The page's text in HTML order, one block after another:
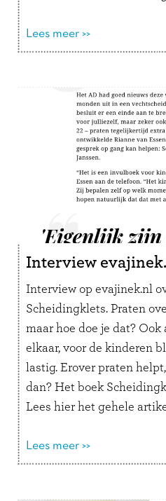
lachen en vooral …
Lees meer >>
Interview
Interview op evajinek.nl
Scheidingklets. Praten
maar hoe doe je dat?
elkaar, voor de kinderen
lastig. Erover praten
dan? Het boek
Lees hier het gehele
Lees meer >>